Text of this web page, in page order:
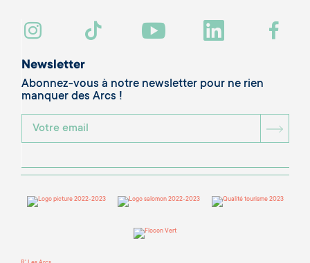
Newsletter
Abonnez-vous à notre newsletter pour ne rien
manquer des Arcs !